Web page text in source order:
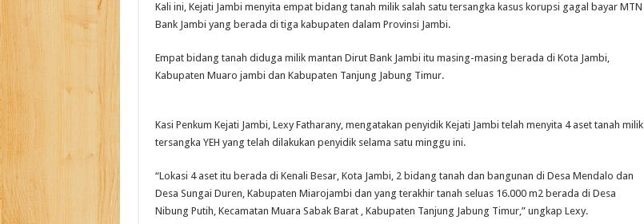
Kali ini, Kejati Jambi menyita empat bidang tanah milik salah satu tersangka kasus korupsi gagal bayar MTN
Bank Jambi yang berada di tiga kabupaten dalam Provinsi Jambi.
Empat bidang tanah diduga milik mantan Dirut Bank Jambi itu masing-masing berada di Kota Jambi,
Kabupaten Muaro jambi dan Kabupaten Tanjung Jabung Timur.
Kasi Penkum Kejati Jambi, Lexy Fatharany, mengatakan penyidik Kejati Jambi telah menyita 4 aset tanah milik
tersangka YEH yang telah dilakukan penyidik selama satu minggu ini.
“Lokasi 4 aset itu berada di Kenali Besar, Kota Jambi, 2 bidang tanah dan bangunan di Desa Mendalo dan
Desa Sungai Duren, Kabupaten Miarojambi dan yang terakhir tanah seluas 16.000 m2 berada di Desa
Nibung Putih, Kecamatan Muara Sabak Barat , Kabupaten Tanjung Jabung Timur,” ungkap Lexy.